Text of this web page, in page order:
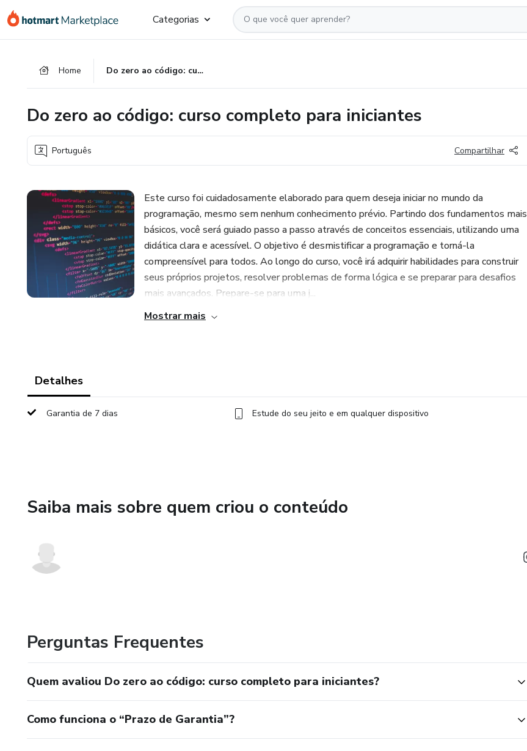
para
para
para
Categorias
Home Do zero ao código: curso completo para iniciantes
Do zero ao código: curso completo para iniciantes
Português Compartilhar
Este curso foi cuidadosamente elaborado para quem deseja iniciar no mundo da
programação, mesmo sem nenhum conhecimento prévio. Partindo dos fundamentos mais
básicos, você será guiado passo a passo através de conceitos essenciais, utilizando uma
didática clara e acessível. O objetivo é desmistificar a programação e torná-la
compreensível para todos. Ao longo do curso, você irá adquirir habilidades para construir
seus próprios projetos, resolver problemas de forma lógica e se preparar para desafios
mais avançados. Prepare-se para uma j...
Mostrar mais
Detalhes
Garantia de 7 dias Estude do seu jeito e em qualquer dispositivo
Saiba mais sobre quem criou o conteúdo
Perguntas Frequentes
Quem avaliou Do zero ao código: curso completo para iniciantes?
Como funciona o “Prazo de Garantia”?